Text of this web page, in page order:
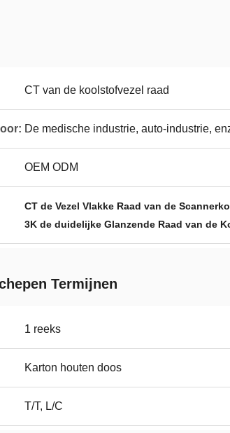
CT van de koolstofvezel raad
De medische industrie, auto-industrie,
OEM ODM
CT de Vezel Vlakke Raad van de
3K de duidelijke Glanzende Raad van de
Termijnen
1 reeks
Karton houten doos
T/T, L/C